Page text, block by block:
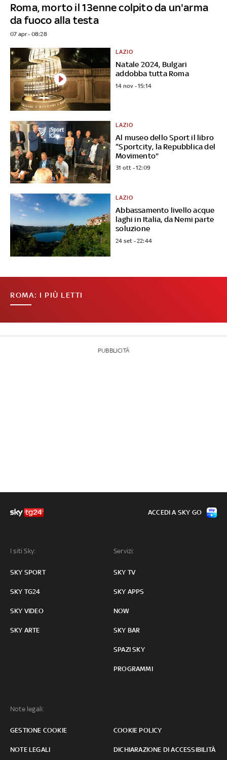
Roma, morto il 13enne colpito da un'arma
da fuoco alla testa
07 apr - 08:28
Natale 2024, Bulgari
addobba tutta Roma
LAZIO
14 nov - 15:14
Al museo dello Sport il libro
“Sportcity, la Repubblica del
Movimento"
LAZIO
31 ott - 12:09
Abbassamento livello acque
laghi in Italia, da Nemi parte
soluzione
LAZIO
24 set - 22:44
ROMA: I PIÙ LETTI
PUBBLICITÀ
I siti Sky:
SKY SPORT
SKY TG24
SKY VIDEO
SKY ARTE
Servizi:
SKY TV
SKY APPS
NOW
SKY BAR
SPAZI SKY
PROGRAMMI
Note legali:
GESTIONE COOKIE COOKIE POLICY
NOTE LEGALI DICHIARAZIONE DI ACCESSIBILITÀ
ACCEDI A SKY GO